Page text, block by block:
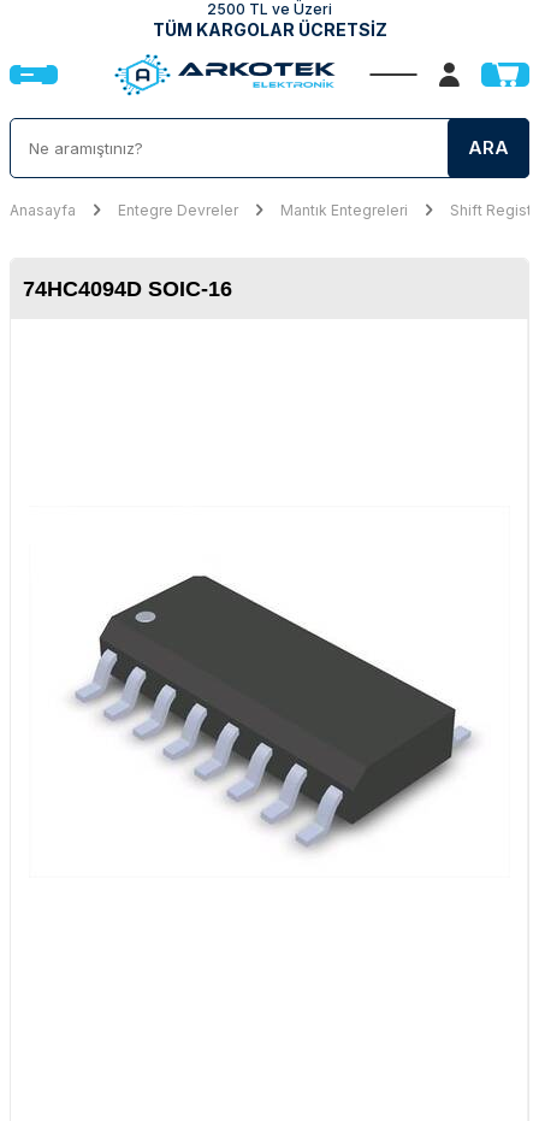
2500 TL ve Üzeri
TÜM KARGOLAR ÜCRETSİZ
ARA
Anasayfa Entegre Devreler Mantık Entegreleri Shift
74HC4094D SOIC-16